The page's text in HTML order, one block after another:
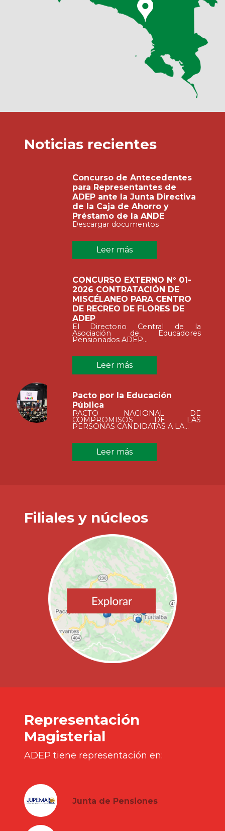
Noticias recientes
Concurso de Antecedentes
para Representantes de
ADEP ante la Junta Directiva
de la Caja de Ahorro y
Préstamo de la ANDE
Descargar documentos
Leer más
CONCURSO EXTERNO N° 01-
2026 CONTRATACIÓN DE
MISCÉLANEO PARA CENTRO
DE RECREO DE FLORES DE
ADEP
El Directorio Central de la
Asociación de Educadores
Pensionados ADEP...
Leer más
Pacto por la Educación
Pública
PACTO NACIONAL DE
COMPROMISOS DE LAS
PERSONAS CANDIDATAS A LA...
Leer más
Filiales y núcleos
Representación
Magisterial
ADEP tiene representación en:
Junta de Pensiones